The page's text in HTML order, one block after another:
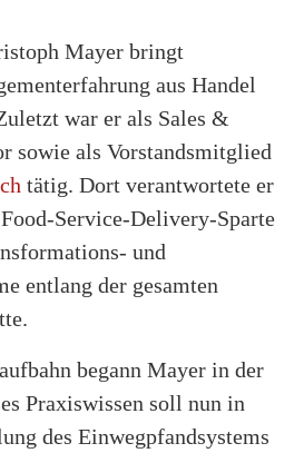
Mayer bringt
aus Handel
war er als Sales &
sowie als Vorstandsmitglied
tätig. Dort verantwortete er
Service-Delivery-Sparte
und
entlang der gesamten
begann Mayer in der
Praxiswissen soll nun in
des Einwegpfandsystems